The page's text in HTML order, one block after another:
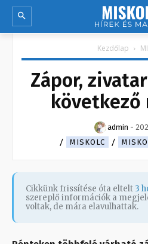
Kezdőlap
Zápor,
admin -
MISKOLC
Cikkünk frissítése óta eltelt 3
szereplő információk a
voltak, de mára elavulhattak.